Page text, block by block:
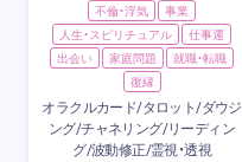
不倫・浮気
事業
人生・スピリチュアル
仕事運
出会い
家庭問題
就職・転職
復縁
オラクルカード/タロット/ダウジ
ング/チャネリング/リーディン
グ/波動修正/霊視・透視